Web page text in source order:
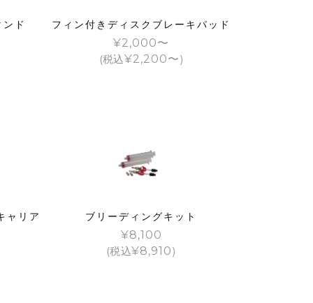
ド フィン付きディスクブレーキパッド
¥2,000
(税込¥2,200 )
ャリア ブリーディングキット
¥8,100
(税込¥8,910)